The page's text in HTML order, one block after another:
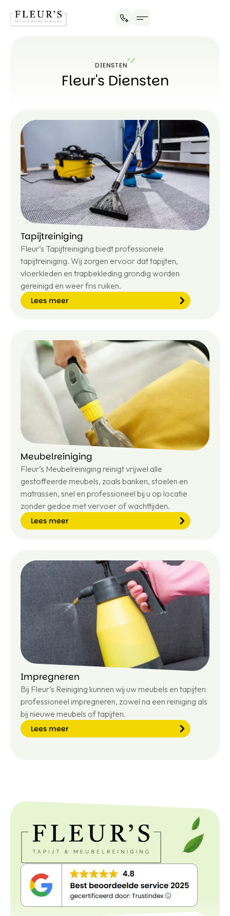
DIENSTEN
Fleur's Diensten
Tapijtreiniging
Fleur’s Tapijtreiniging biedt professionele
tapijtreiniging. Wij zorgen ervoor dat tapijten,
vloerkleden en trapbekleding grondig worden
gereinigd en weer fris ruiken.
Lees meer
Le
e
s
m
e
er
Meubelreiniging
Fleur’s Meubelreiniging reinigt vrijwel alle
gestoffeerde meubels, zoals banken, stoelen en
matrassen, snel en professioneel bij u op locatie
zonder gedoe met vervoer of wachttijden.
Lees meer
Le
e
m
e
er
Impregneren
Bij Fleur’s Reiniging kunnen wij uw meubels en tapijten
professioneel impregneren, zowel na een reiniging als
bij nieuwe meubels of tapijten.
Lees meer
s
er